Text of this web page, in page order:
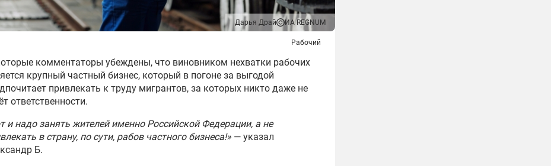
Дарья Драй ИА REGNUM
Рабочий
комментаторы убеждены, что виновником нехватки рабочих
крупный частный бизнес, который в погоне за выгодой
привлекать к труду мигрантов, за которых никто даже не
ответственности.
и надо занять жителей именно Российской Федерации, а не
в страну, по сути, рабов частного бизнеса!» — указал
Б.